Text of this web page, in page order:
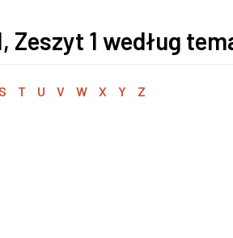
Zeszyt 1 według
S T U V W X Y Z